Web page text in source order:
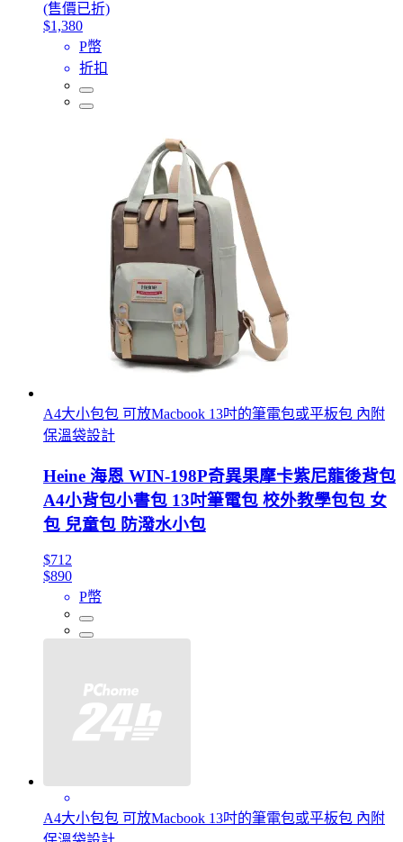
(售價已折)
$1,380
P幣
折扣
A4大小包包 可放Macbook 13吋的筆電包或平板包 內附
保溫袋設計
Heine 海恩 WIN-198P奇異果摩卡紫尼龍後背包
A4小背包小書包 13吋筆電包 校外教學包包 女
包 兒童包 防潑水小包
$712
$890
P幣
A4大小包包 可放Macbook 13吋的筆電包或平板包 內附